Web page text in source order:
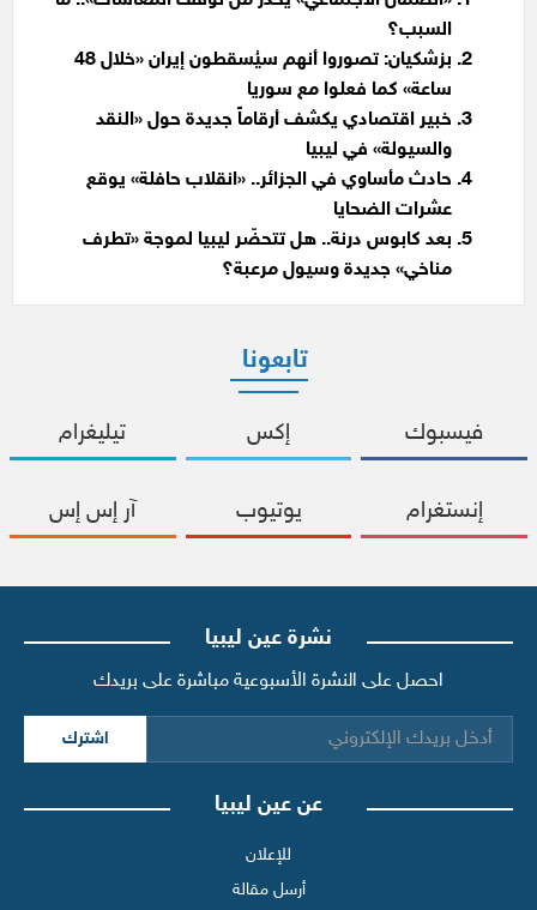
السبب؟
بزشكيان: تصوروا أنهم سيُسقطون إيران «خلال 48
ساعة» كما فعلوا مع سوريا
خبير اقتصادي يكشف أرقاماً جديدة حول «النقد
والسيولة» في ليبيا
حادث مأساوي في الجزائر.. «انقلاب حافلة» يوقع
عشرات الضحايا
بعد كابوس درنة.. هل تتحضّر ليبيا لموجة «تطرف
مناخي» جديدة وسيول مرعبة؟
تابعونا
فيسبوك إكس تيليغرام
إنستغرام يوتيوب آر إس إس
نشرة عين ليبيا
احصل على النشرة الأسبوعية مباشرة على بريدك
اشترك
عن عين ليبيا
للإعلان
أرسل مقالة